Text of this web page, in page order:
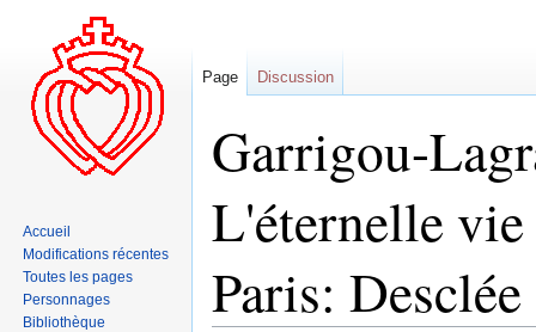
Garrigou-
L'éternelle
Paris:
Page Discussion
Accueil
Modifications récentes
Toutes les pages
Personnages
Bibliothèque